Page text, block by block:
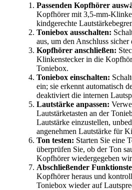
Passenden Kopfhörer
Kopfhörer mit 3,5-mm-
kindgerechte
Toniebox ausschalten:
aus, um den Anschluss
Kopfhörer anschließen:
Klinkenstecker in die
Toniebox.
Toniebox einschalten:
ein; sie erkennt automatisch
deaktiviert die internen
Lautstärke anpassen:
Lautstärketasten an der
Lautstärke einzustellen,
angenehmen Lautstärke für
Ton testen: Starten Sie eine
überprüfen Sie, ob der Ton
Kopfhörer wiedergegeben
Abschließender
Kopfhörer heraus und
Toniebox wieder auf